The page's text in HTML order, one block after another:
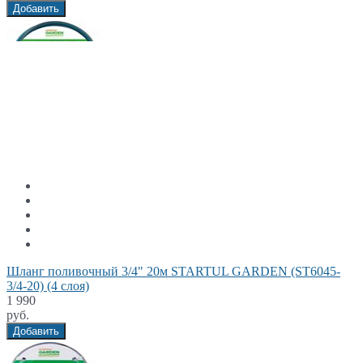
Добавить
Шланг поливочный 3/4" 20м STARTUL GARDEN (ST6045-
3/4-20) (4 слоя)
1 990
руб.
Добавить